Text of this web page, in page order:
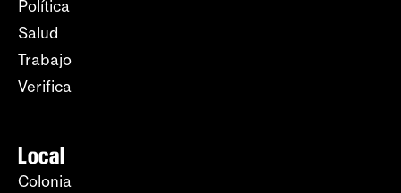
Política
Salud
Trabajo
Verifica
Local
Colonia